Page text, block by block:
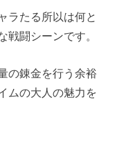
ラたる所以は何と
戦闘シーンです。
の錬金を行う余裕
ムの大人の魅力を